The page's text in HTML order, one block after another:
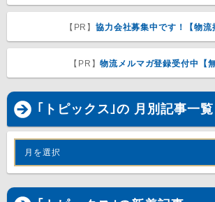
【PR】協力会社募集中です！【物流
【PR】物流メルマガ登録受付中【無
｢トピックス｣の 月別記事一覧
月を選択